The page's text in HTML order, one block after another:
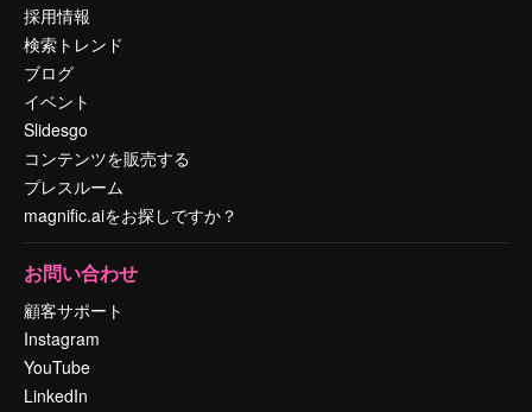
採用情報
検索トレンド
ブログ
イベント
Slidesgo
コンテンツを販売する
プレスルーム
magnific.aiをお探しですか？
お問い合わせ
顧客サポート
Instagram
YouTube
LinkedIn